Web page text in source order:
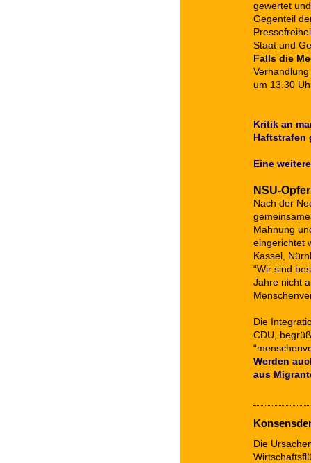
gewertet
Gegenteil
Staat und
Falls die
um 13.30
Kritik an
Haftstrafen
Eine
NSU-
Nach der
Mahnung
eingerichtet
Kassel,
“Wir sind
Jahre nicht
Die
CDU,
Werden
aus
Die